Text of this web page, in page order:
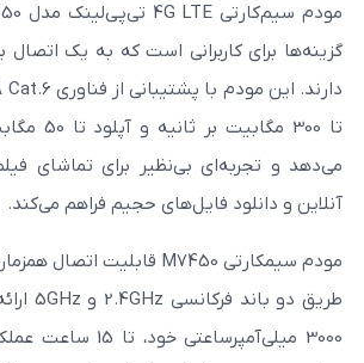
مودم سیم‌کارتی 4G LTE تی‌پی‌لینک مدل M7450، یکی از بهترین
است که به یک اتصال بی‌سیم قدرتمند نیاز
دارند. این مودم با پشتیبانی از فناوری LTE-A Cat.6 سرعت دانلود
تا 300 مگابیت بر ثانیه و آپلود تا 50 مگابیت بر ثانیه را ارائه
می‌دهد و تجربه‌ای بی‌نظیر برای تماشای فیلم‌های HD، بازی‌های
حجیم فراهم می‌کند.
مودم سیمکارتی M7450 قابلیت اتصال همزمان به 32 دستگاه را از
طریق دو باند فرکانسی 2.4GHz و 5GHz ارائه می‌دهد و با باتری
3000 میلی‌آمپر‌ساعتی خود، تا 15 ساعت عملکرد مداوم را تضمین